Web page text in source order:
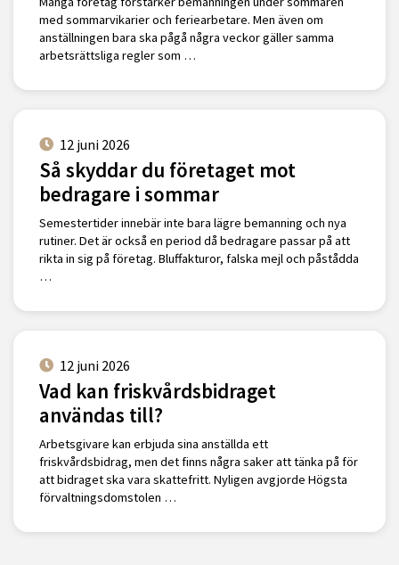
med sommarvikarier och feriearbetare. Men även om
anställningen bara ska pågå några veckor gäller samma
arbetsrättsliga regler som …
12 juni 2026
Så skyddar du företaget mot
bedragare i sommar
Semestertider innebär inte bara lägre bemanning och nya
rutiner. Det är också en period då bedragare passar på att
rikta in sig på företag. Bluffakturor, falska mejl och påstådda
…
12 juni 2026
Vad kan friskvårdsbidraget
användas till?
Arbetsgivare kan erbjuda sina anställda ett
friskvårdsbidrag, men det finns några saker att tänka på för
att bidraget ska vara skattefritt. Nyligen avgjorde Högsta
förvaltningsdomstolen …